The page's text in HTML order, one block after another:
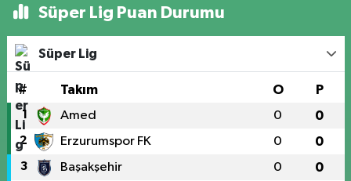
Süper Lig Puan Durumu
Süper Lig
# Takım O P
1 Amed 0 0
2 Erzurumspor FK 0 0
3 Başakşehir 0 0